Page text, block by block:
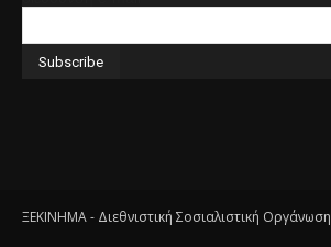
ΞΕΚΙΝΗΜΑ - Διεθνιστική Σοσιαλιστική Οργάνωση